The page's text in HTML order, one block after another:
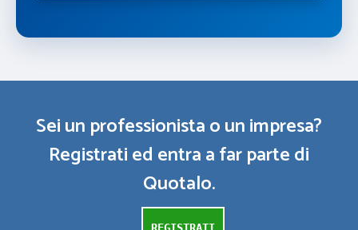
Sei un professionista o un impresa?
Registrati ed entra a far parte di
Quotalo.